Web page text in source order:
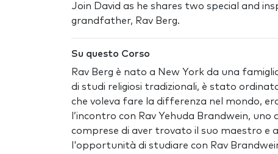
Join David as he shares two special and
grandfather, Rav Berg.
Su questo Corso
Rav Berg è nato a New York da una
di studi religiosi tradizionali, è stato
che voleva fare la differenza nel mondo,
l’incontro con Rav Yehuda Brandwein,
comprese di aver trovato il suo maestro e
l'opportunità di studiare con Rav